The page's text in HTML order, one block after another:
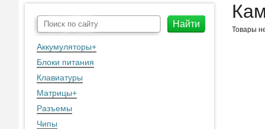
Найти
Аккумуляторы+
Блоки питания
Клавиатуры
Матрицы+
Разъемы
Чипы
Товары